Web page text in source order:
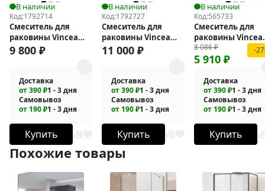
В наличии
Код:1792714
Смеситель для
раковины Vincea
Линеа (Linea) VBF-
9 800 ₽
Доставка
от 390 ₽1 - 3 дня
Самовывоз
от 190 ₽1 - 3 дня
Купить
В наличии
Код:1792727
Смеситель для
раковины Vincea
Альто (Alto) VBF-
11 000 ₽
Доставка
от 390 ₽1 - 3 дня
Самовывоз
от 190 ₽1 - 3 дня
Купить
В наличии
Код:565733
Смеситель для
раковины Vincea
Vogue (SS) VBF-
2VS1GM
8 086₽
5 910 ₽
-
Доставка
от 390 ₽1 - 3 дня
Самовывоз
от 190 ₽1 - 3 дня
Купить
Похожие товары